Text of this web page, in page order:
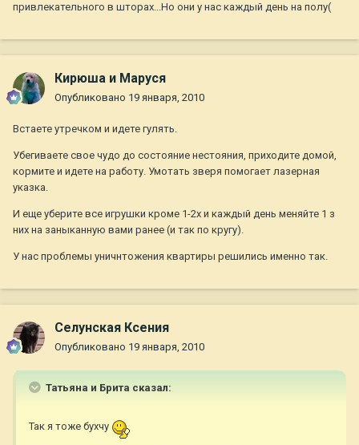
привлекательного в шторах...Но они у нас каждый день на полу(
Кирюша и Маруся
Опубликовано 19 января, 2010
Встаете утречком и идете гулять.
Убегиваете свое чудо до состояние нестояния, приходите домой,
кормите и идете на работу. Умотать зверя помогает лазерная
указка.
И еще уберите все игрушки кроме 1-2х и каждый день меняйте 1 з
них на заныканную вами ранее (и так по кругу).
У нас проблемы уничнтожения квартиры решились именно так.
Селунская Ксения
Опубликовано 19 января, 2010
Татьяна и Брита сказал:
Так я тоже бухчу